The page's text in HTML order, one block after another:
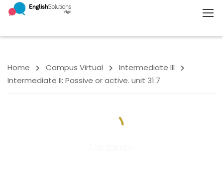
Home Campus Virtual
Intermediate IlI
Intermediate II: Passive or active. unit 31.7